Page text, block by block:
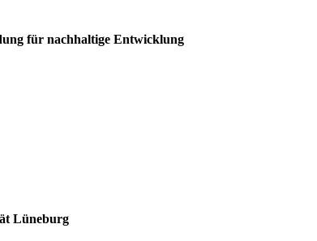
für nachhaltige Entwicklung
Lüneburg